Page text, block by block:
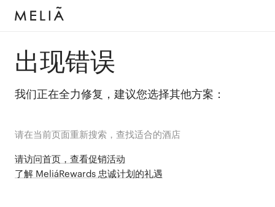
出现错误
我们正在全力修复，建议您选择其他方案：
请在当前页面重新搜索，查找适合的酒店
请访问首页，查看促销活动
了解 MeliáRewards 忠诚计划的礼遇